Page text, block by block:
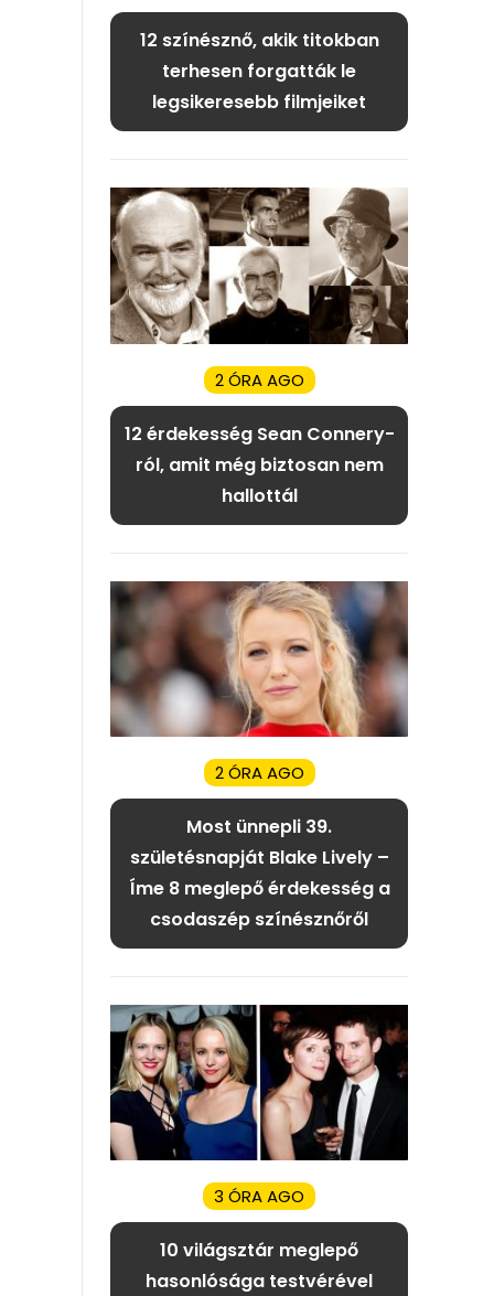
12 színésznő, akik titokban
terhesen forgatták le
legsikeresebb filmjeiket
2 ÓRA AGO
12 érdekesség Sean Connery-
ról, amit még biztosan nem
hallottál
2 ÓRA AGO
Most ünnepli 39.
születésnapját Blake Lively –
Íme 8 meglepő érdekesség a
csodaszép színésznőről
3 ÓRA AGO
10 világsztár meglepő
hasonlósága testvérével